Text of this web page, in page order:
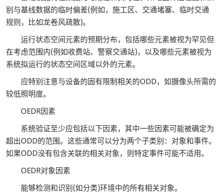
别与基线数据的临时偏差(例如，施工区、交通堵塞、临时交通
规则，比如龙卷风疏散)。
运行状态空间元素的预期分布，包括哪些元素被视为罕见但
在考虑范围内(例如收费站、警察交通站)，以及哪些元素被视为
系统拟运行的状态空间区域以外的元素。
应特别注意与设备的固有限制相关的ODD，如摄像头所需的
较低照明度。
OEDR因素
系统验证至少应包括以下因素，其中一些因素可能被确定为
超出ODD的范围。这些通常可以分为两个子类别：对象和事件。
如果ODD没有包含关联的相关对象，则特定事件可能不适用。
OEDR对象因素
能够检测和识别(如分类)环境中的所有相关对象。